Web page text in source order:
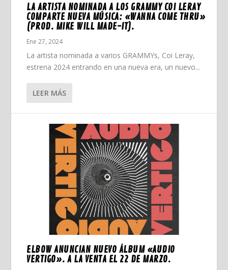
LA ARTISTA NOMINADA A LOS GRAMMY COI LERAY
COMPARTE NUEVA MÚSICA: «WANNA COME THRU»
(PROD. MIKE WILL MADE-IT).
Ene 27, 2024
La artista nominada a varios GRAMMYs, Coi Leray,
estrena 2024 entrando en una nueva era, un nuevo...
LEER MÁS
ELBOW ANUNCIAN NUEVO ÁLBUM «AUDIO
VERTIGO». A LA VENTA EL 22 DE MARZO.